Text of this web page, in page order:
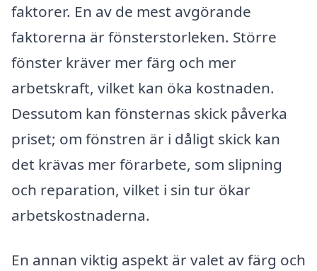
faktorer. En av de mest avgörande
faktorerna är fönsterstorleken. Större
fönster kräver mer färg och mer
arbetskraft, vilket kan öka kostnaden.
Dessutom kan fönsternas skick påverka
priset; om fönstren är i dåligt skick kan
det krävas mer förarbete, som slipning
och reparation, vilket i sin tur ökar
arbetskostnaderna.
En annan viktig aspekt är valet av färg och